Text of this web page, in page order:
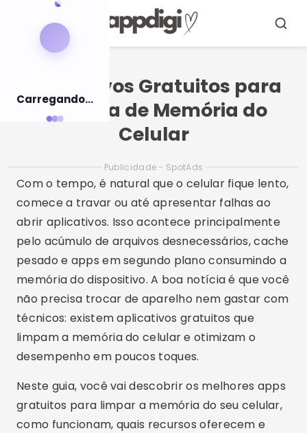
Carregando...
Aplicativos Gratuitos para
Limpeza de Memória do
Celular
Publicidade - SpotAds
Com o tempo, é natural que o celular fique lento,
comece a travar ou até apresentar falhas ao
abrir aplicativos. Isso acontece principalmente
pelo acúmulo de arquivos desnecessários, cache
pesado e apps em segundo plano consumindo a
memória do dispositivo. A boa notícia é que você
não precisa trocar de aparelho nem gastar com
técnicos: existem aplicativos gratuitos que
limpam a memória do celular e otimizam o
desempenho em poucos toques.
Neste guia, você vai descobrir os melhores apps
gratuitos para limpar a memória do seu celular,
como funcionam, quais recursos oferecem e